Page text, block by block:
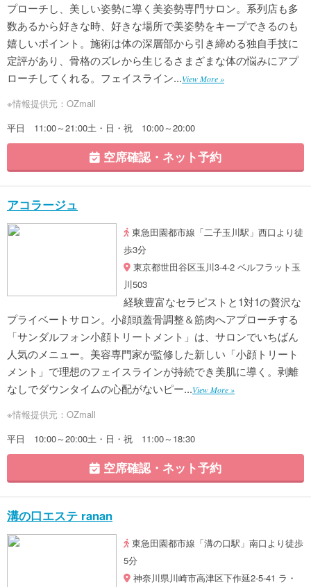
プローチし、美しい姿勢に導く美姿勢専門サロン。系列店も多
数あるから好きな時、好きな場所で美姿勢をキープできるのも
嬉しいポイント。施術は体の深層部から引き締める独自手技に
定評があり、骨格のズレから生じるさまざまな体の悩みにアプ
ローチしてくれる。フェイスライン...View More »
※情報提供元：OZmall
平日 11:00～21:00土・日・祝 10:00～20:00
空席確認・ネット予約
アコラージュ
東急田園都市線「二子玉川駅」西口より徒
歩3分
東京都世田谷区玉川3-4-2 ベルフラット玉
川503
経験豊富なセラピストと1対1の贅沢な
プライベートサロン。小顔頭蓋骨調整＆筋肉へアプローチする
「サンダルフォン小顔トリートメント」は、サロンでいちばん
人気のメニュー。美容専門家が監修した新しい「小顔トリート
メント」で理想のフェイスラインが持続でき美肌に導く。剥離
なしでダウンタイムの心配がないピー...View More »
※情報提供元：OZmall
平日 10:00～20:00土・日・祝 11:00～18:30
空席確認・ネット予約
溝の口エステ ranan
東急田園都市線「溝の口駅」南口より徒歩
5分
神奈川県川崎市高津区下作延2-5-41 ラ・